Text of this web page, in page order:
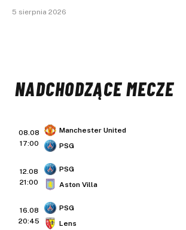
5 sierpnia 2026
NADCHODZĄCE MECZE
08.08
17:00
Manchester United
PSG
12.08
21:00
PSG
Aston Villa
16.08
20:45
PSG
Lens